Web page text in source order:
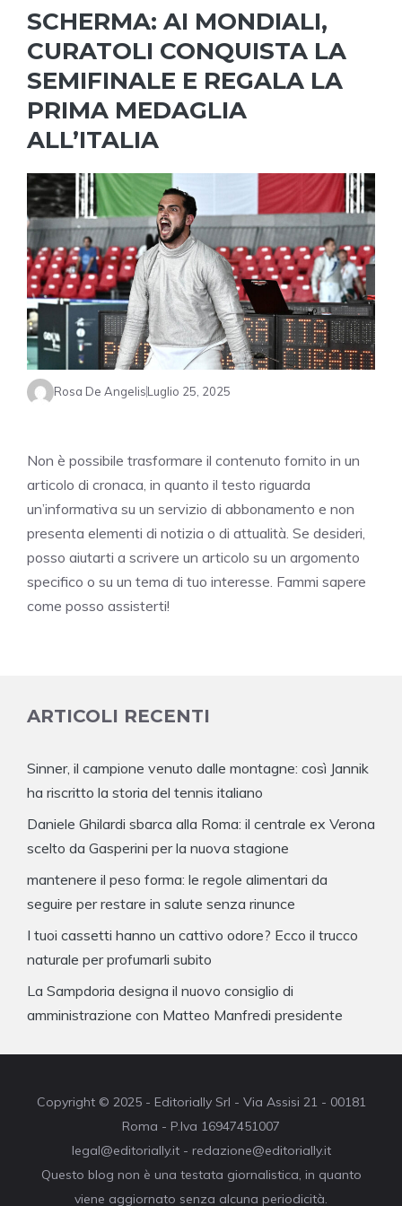
SCHERMA: AI MONDIALI,
CURATOLI CONQUISTA LA
SEMIFINALE E REGALA LA
PRIMA MEDAGLIA
ALL’ITALIA
Rosa De AngelisLuglio 25, 2025
Non è possibile trasformare il contenuto fornito in un
articolo di cronaca, in quanto il testo riguarda
un’informativa su un servizio di abbonamento e non
presenta elementi di notizia o di attualità. Se desideri,
posso aiutarti a scrivere un articolo su un argomento
specifico o su un tema di tuo interesse. Fammi sapere
come posso assisterti!
ARTICOLI RECENTI
Sinner, il campione venuto dalle montagne: così Jannik
ha riscritto la storia del tennis italiano
Daniele Ghilardi sbarca alla Roma: il centrale ex Verona
scelto da Gasperini per la nuova stagione
mantenere il peso forma: le regole alimentari da
seguire per restare in salute senza rinunce
I tuoi cassetti hanno un cattivo odore? Ecco il trucco
naturale per profumarli subito
La Sampdoria designa il nuovo consiglio di
amministrazione con Matteo Manfredi presidente
Copyright © 2025 - Editorially Srl - Via Assisi 21 - 00181
Roma - P.Iva 16947451007
legal@editorially.it - redazione@editorially.it
Questo blog non è una testata giornalistica, in quanto
viene aggiornato senza alcuna periodicità.